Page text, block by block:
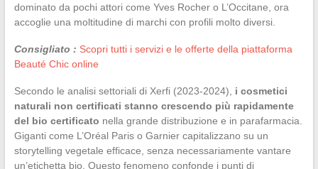
dominato da pochi attori come Yves Rocher o L’Occitane, ora
accoglie una moltitudine di marchi con profili molto diversi.
Consigliato : Scopri tutti i servizi e le offerte della piattaforma
Beauté Chic online
Secondo le analisi settoriali di Xerfi (2023-2024), i cosmetici
naturali non certificati stanno crescendo più rapidamente
del bio certificato nella grande distribuzione e in parafarmacia.
Giganti come L’Oréal Paris o Garnier capitalizzano su un
storytelling vegetale efficace, senza necessariamente vantare
un’etichetta bio. Questo fenomeno confonde i punti di